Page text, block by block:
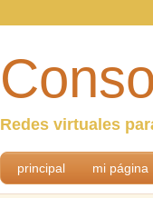
Redes virtuales
principal mi página